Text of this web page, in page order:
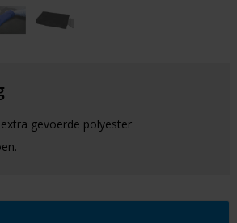
gevoerde polyester